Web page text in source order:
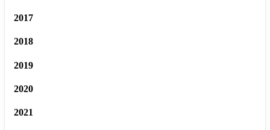
2017
2018
2019
2020
2021